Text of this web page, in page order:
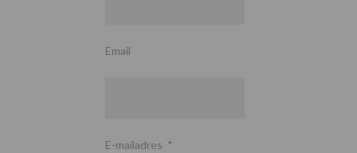
Email
E-mailadres *